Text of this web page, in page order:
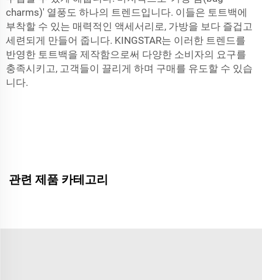
charms)' 열풍도 하나의 트렌드입니다. 이들은 토트백에
부착할 수 있는 매력적인 액세서리로, 가방을 보다 즐겁고
세련되게 만들어 줍니다. KINGSTAR는 이러한 트렌드를
반영한 토트백을 제작함으로써 다양한 소비자의 요구를
충족시키고, 고객들이 끌리게 하며 구매를 유도할 수 있습
니다.
관련 제품 카테고리